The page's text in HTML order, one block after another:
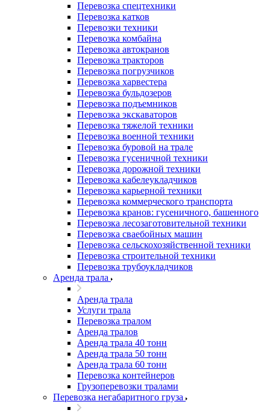
Перевозка спецтехники
Перевозка катков
Перевозки техники
Перевозка комбайна
Перевозка автокранов
Перевозка тракторов
Перевозка погрузчиков
Перевозка харвестера
Перевозка бульдозеров
Перевозка подъемников
Перевозка экскаваторов
Перевозка тяжелой техники
Перевозка военной техники
Перевозка буровой на трале
Перевозка гусеничной техники
Перевозка дорожной техники
Перевозка кабелеукладчиков
Перевозка карьерной техники
Перевозка коммерческого транспорта
Перевозка кранов: гусеничного, башенного
Перевозка лесозаготовительной техники
Перевозка сваебойных машин
Перевозка сельскохозяйственной техники
Перевозка строительной техники
Перевозка трубоукладчиков
Аренда трала
Аренда трала
Услуги трала
Перевозка тралом
Аренда тралов
Аренда трала 40 тонн
Аренда трала 50 тонн
Аренда трала 60 тонн
Перевозка контейнеров
Грузоперевозки тралами
Перевозка негабаритного груза